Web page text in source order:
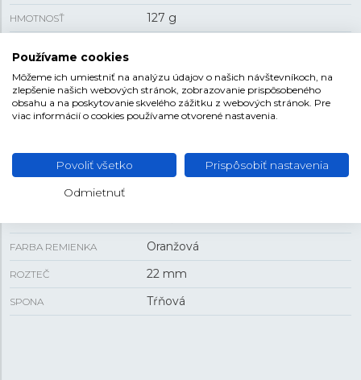
HMOTNOSŤ 127 g
VEĽKOSŤ
HRÚBKA 13,9 mm
REMIENOK
FARBA REMIENKA Oranžová
ROZTEČ 22 mm
SPONA Tŕňová
Používame cookies
Môžeme ich umiestniť na analýzu údajov o našich návštevníkoch, na
zlepšenie našich webových stránok, zobrazovanie prispôsobeného
obsahu a na poskytovanie skvelého zážitku z webových stránok. Pre
viac informácií o cookies používame otvorené nastavenia.
Povoliť všetko Prispôsobiť nastavenia
Odmietnuť